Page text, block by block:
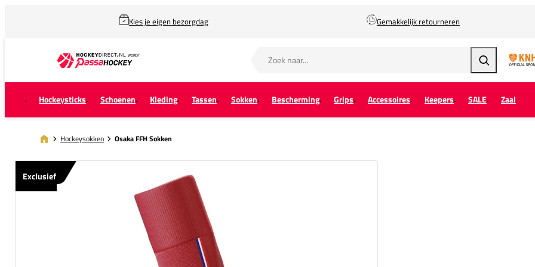
Kies je eigen bezorgdag Gemakkelijk retourneren
Zoeken
Hockeysticks Schoenen Kleding Tassen Sokken Bescherming Grips Accessoires Keepers SALE Zaal
Hockeysokken Osaka FFH Sokken
Exclusief